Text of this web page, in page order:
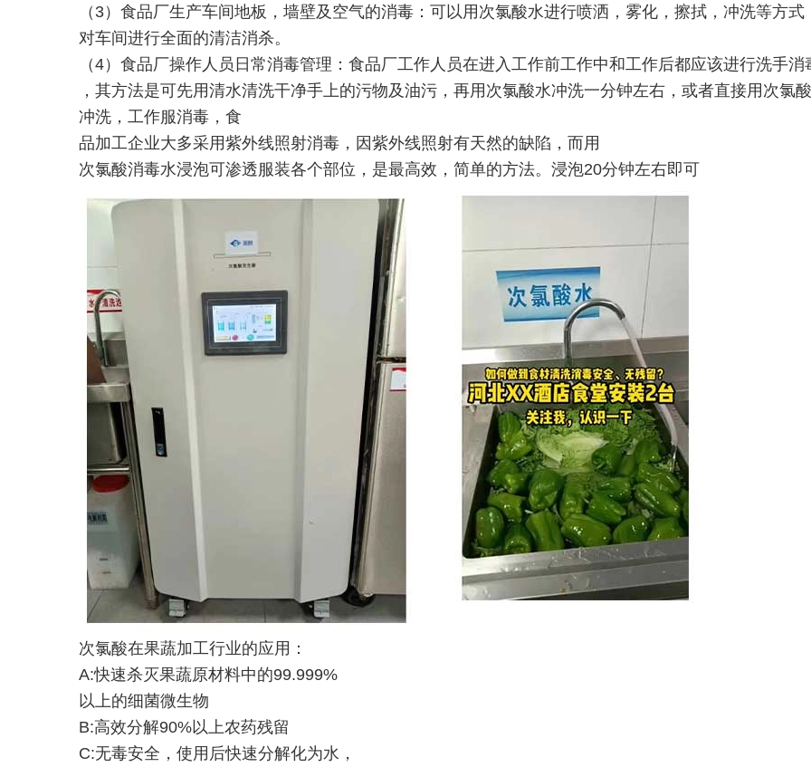
（3）食品厂生产车间地板，墙壁及空气的消毒：可以用次氯酸水进行喷洒，雾化，擦拭，冲洗等方式
对车间进行全面的清洁消杀。
（4）食品厂操作人员日常消毒管理：食品厂工作人员在进入工作前工作中和工作后都应该进行洗手消
，其方法是可先用清水清洗干净手上的污物及油污，再用次氯酸水冲洗一分钟左右，或者直接用次氯
冲洗，工作服消毒，食
品加工企业大多采用紫外线照射消毒，因紫外线照射有天然的缺陷，而用
次氯酸消毒水浸泡可渗透服装各个部位，是最高效，简单的方法。浸泡20分钟左右即可
次氯酸在果蔬加工行业的应用：
A:快速杀灭果蔬原材料中的99.999%
以上的细菌微生物
B:高效分解90%以上农药残留
C:无毒安全，使用后快速分解化为水，